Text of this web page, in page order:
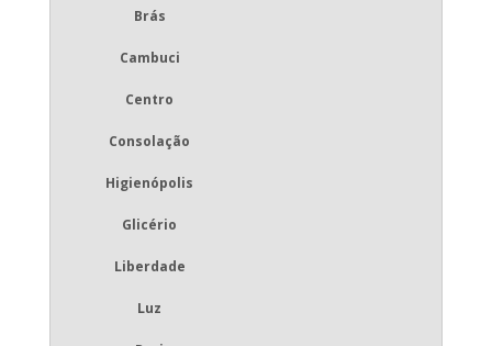
Brás
Cambuci
Centro
Consolação
Higienópolis
Glicério
Liberdade
Luz